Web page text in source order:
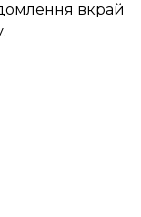
вкрай